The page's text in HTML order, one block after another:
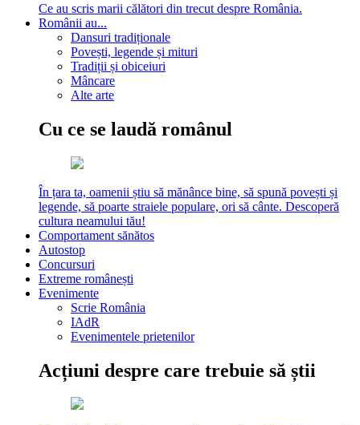
Ce au scris marii călători din trecut despre România.
Românii au...
Dansuri tradiționale
Povești, legende și mituri
Tradiții și obiceiuri
Mâncare
Alte arte
Cu ce se laudă românul
În țara ta, oamenii știu să mănânce bine, să spună povești și
legende, să poarte straiele populare, ori să cânte. Descoperă
cultura neamului tău!
Comportament sănătos
Autostop
Concursuri
Extreme românești
Evenimente
Scrie România
IAdR
Evenimentele prietenilor
Acțiuni despre care trebuie să știi